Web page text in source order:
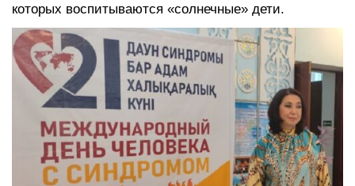
которых воспитываются «солнечные» дети.